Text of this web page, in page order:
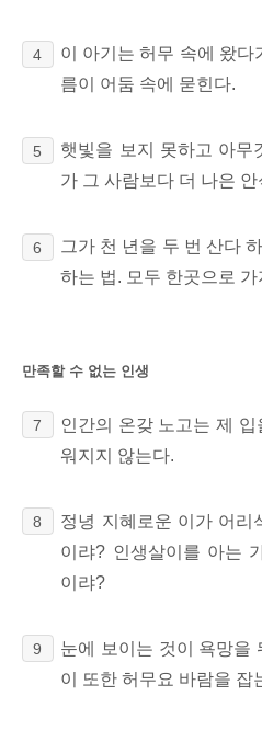
4
이 아기는 허무 속에 왔다
름이 어둠 속에 묻힌다.
5
햇빛을 보지 못하고 아무
가 그 사람보다 더 나은
6
그가 천 년을 두 번 산다
하는 법. 모두 한곳으로
만족할 수 없는 인생
7 인간의 온갖 노고는 제
워지지 않는다.
8
정녕 지혜로운 이가 어리
이랴? 인생살이를 아는
이랴?
9 눈에 보이는 것이 욕망을
이 또한 허무요 바람을 잡